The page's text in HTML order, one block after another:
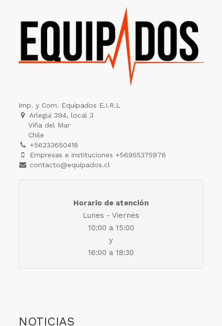
Imp. y Com. Equipados E.I.R.L
Arlegui 394, local 3
Viña del Mar
Chile
+56233650418
Empresas e instituciones +56955375976
contacto@equipados.cl
Horario de atención
Lunes - Viernes
10:00 a 15:00
y
16:00 a 18:30
NOTICIAS